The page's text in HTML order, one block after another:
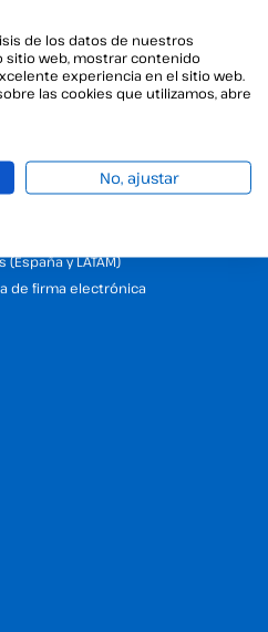
Kit Digital
firma electrónica
y LATAM)
de firma electrónica
de los datos de nuestros
sitio web, mostrar contenido
experiencia en el sitio web.
las cookies que utilizamos, abre
No, ajustar